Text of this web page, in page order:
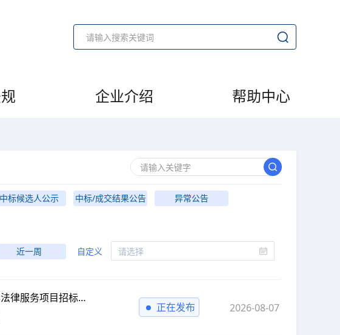
企业介绍 帮助中心
中标候选人公示 中标/成交结果公告 异常公告
近一周 自定义
服务项目招标公告
正在发布 2026-08-07